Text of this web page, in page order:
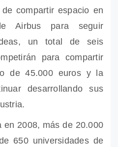
compartir espacio en
Airbus para seguir
un total de seis
para compartir
de 45.000 euros y la
desarrollando sus
en 2008, más de 20.000
650 universidades de